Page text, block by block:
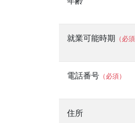
就業可能時期 （必須
電話番号 （必須）
住所